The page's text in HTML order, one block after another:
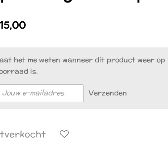
het me weten wanneer dit product weer op
is.
Verzenden